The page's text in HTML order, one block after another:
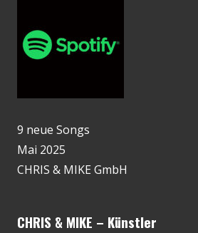
9 neue Songs
Mai 2025
CHRIS & MIKE GmbH
CHRIS & MIKE – Künstler